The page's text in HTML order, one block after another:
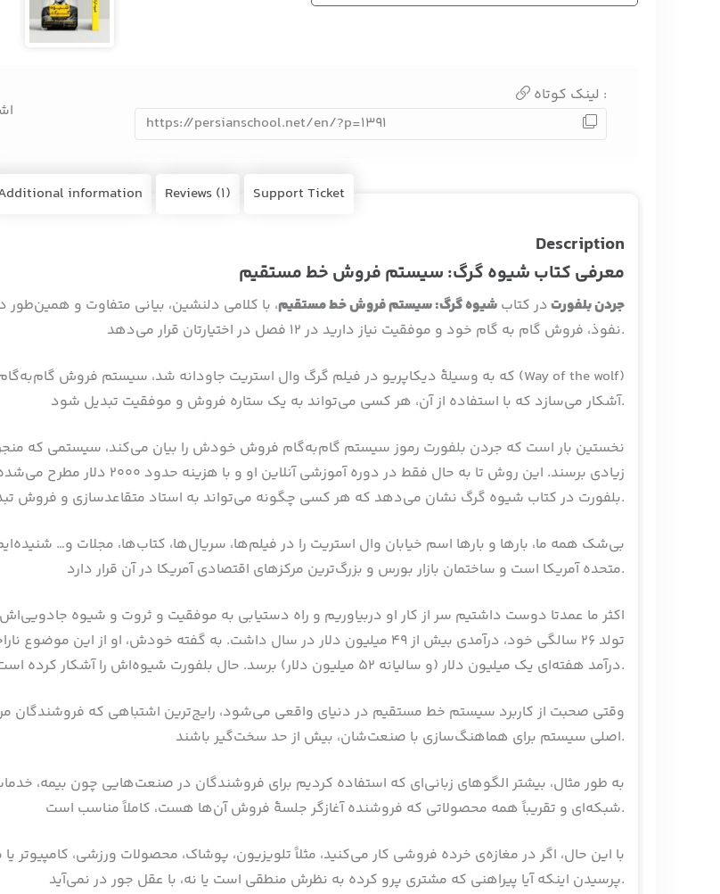
لینک کوتاه :
https://persianschool.net/en/?p=1391
information Reviews (1) Support Ticket
Description
معرفی کتاب شیوه گرگ: سیستم فروش خط مستقیم
جردن بلفورتدر کتاب شیوه گرگ: سیستم فروش خط مستقیم، با کلامی دلنشین، بیانی متفاوت و همین‌طور
نفوذ، فروش گام به گام خود و موفقیت نیاز دارید در 12 فصل در اختیارتان قرار می‌دهد.
آشکار می‌سازد که با استفاده از آن، هر کسی می‌تواند به یک ستاره فروش و موفقیت تبدیل شود.
نخستین بار است که جردن بلفورت رموز سیستم گام‌به‌گام فروش خودش را بیان می‌کند، سیستمی که
زیادی برسند. این روش تا به حال
بلفورت در کتاب شیوه گرگ نشان می‌دهد که هر کسی چگونه می‌تواند به استاد متقاعدسازی و فروش تبدیل شود.
بی‌شک همه ما، بارها و بارها اسم خیابان وال استریت را در فیلم‌ها، سریال‌ها، کتاب‌ها، مجلات و…
متحده آمریکا است و ساختمان بازار بورس و بزرگ‌ترین مرکز‌های اقتصادی آمریکا در آن قرار دارد.
اکثر ما عمدتا دوست داشتیم سر از کار او دربیاوریم و راه دستیابی به موفقیت و ثروت و شیوه
تولد 26 سالگی خود، درآمدی بیش از 49 میلیون دلار در سال داشت. به گفته خودش،
درآمد هفته‌ای یک میلیون دلار (و سالیانه 52 میلیون دلار) برسد. حال بلفورت شیوه‌اش را آشکار کرده است.
وقتی صحبت از کاربرد سیستم خط مستقیم در دنیای واقعی می‌شود، رایج‌ترین اشتباهی که فروشندگان
اصلی سیستم برای هماهنگ‌سازی با صنعت‌شان، بیش از حد سخت‌گیر باشند.
به طور مثال، بیشتر الگوهای زبانی‌ای که استفاده کردیم برای فروشندگان در صنعت‌هایی چون بیمه،
شبکه‌ای و تقریباً همه محصولاتی که فروشنده آغازگر جلسۀ فروش‌ آن‌ها هست، کاملاً مناسب است.
با این‌ حال، اگر در مغازه‌ی خرده‌ فروشی کار می‌کنید، مثلاً تلویزیون، پوشاک، محصولات ورزشی،
پرسیدن اینکه آیا پیراهنی که مشتری پرو کرده به نظرش منطقی است یا نه، با عقل جور در نمی‌آید.